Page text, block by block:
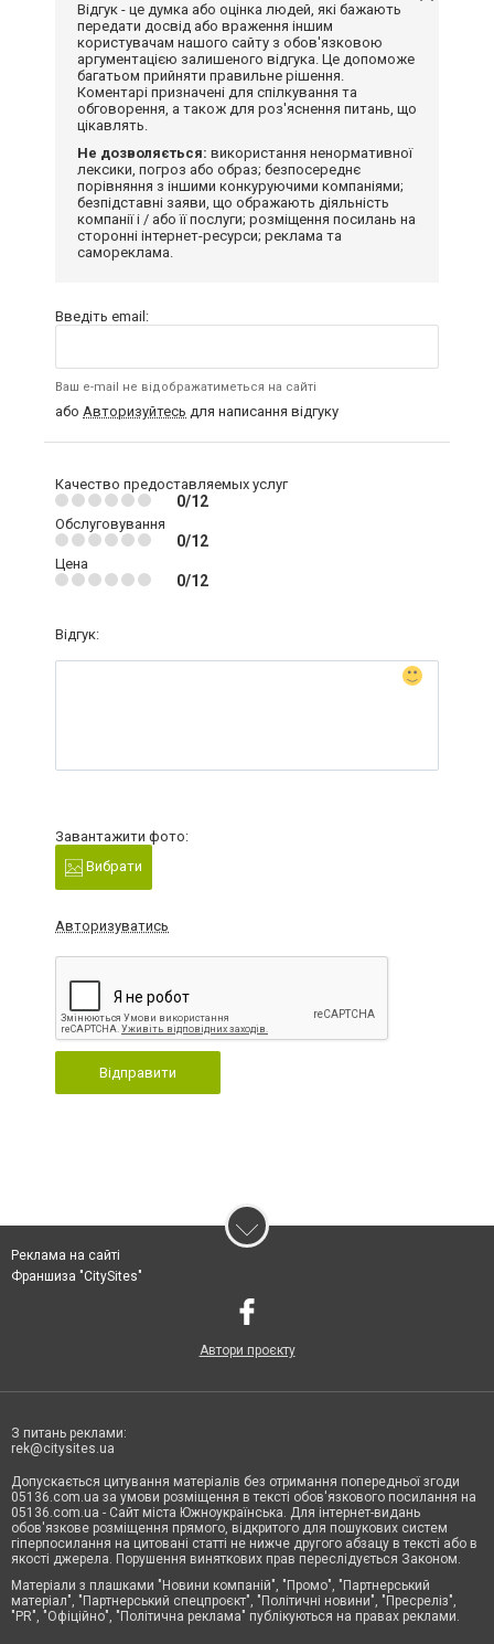
Відгук - це думка або оцінка людей, які бажають
передати досвід або враження іншим
користувачам нашого сайту з обов'язковою
аргументацією залишеного відгука. Це допоможе
багатьом прийняти правильне рішення.
Коментарі призначені для спілкування та
обговорення, а також для роз'яснення питань, що
цікавлять.
Не дозволяється: використання ненормативної
лексики, погроз або образ; безпосереднє
порівняння з іншими конкуруючими компаніями;
безпідставні заяви, що ображають діяльність
компанії і / або її послуги; розміщення посилань на
сторонні інтернет-ресурси; реклама та
самореклама.
Введіть email:
Ваш e-mail не відображатиметься на сайті
або Авторизуйтесь для написання відгуку
Качество предоставляемых услуг
0/12
Обслуговування
0/12
Цена
0/12
Відгук:
Завантажити фото:
Вибрати
Авторизуватись
Відправити
Реклама на сайті
Франшиза "CitySites"
Автори проєкту
З питань реклами:
rek@citysites.ua
Допускається цитування матеріалів без отримання попередньої згоди
05136.com.ua за умови розміщення в тексті обов'язкового посилання на
05136.com.ua - Сайт міста Южноукраїнська. Для інтернет-видань
обов'язкове розміщення прямого, відкритого для пошукових систем
гіперпосилання на цитовані статті не нижче другого абзацу в тексті або в
якості джерела. Порушення виняткових прав переслідується Законом.
Матеріали з плашками "Новини компаній", "Промо", "Партнерський
матеріал", "Партнерський спецпроєкт", "Політичні новини", "Пресреліз",
"PR", "Офіційно", "Політична реклама" публікуються на правах реклами.